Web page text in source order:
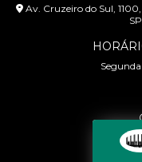
Av. Cruzeiro do Sul,